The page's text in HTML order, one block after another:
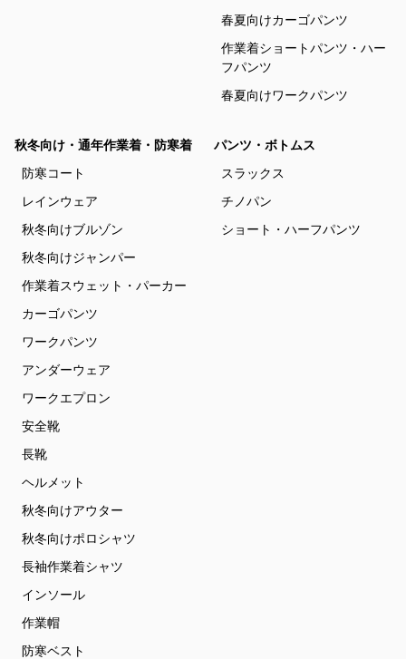
春夏向けカーゴパンツ
作業着ショートパンツ・ハー
フパンツ
春夏向けワークパンツ
秋冬向け・通年作業着・防寒着
防寒コート
レインウェア
秋冬向けブルゾン
秋冬向けジャンパー
作業着スウェット・パーカー
カーゴパンツ
ワークパンツ
アンダーウェア
ワークエプロン
安全靴
長靴
ヘルメット
秋冬向けアウター
秋冬向けポロシャツ
長袖作業着シャツ
インソール
作業帽
防寒ベスト
パンツ・ボトムス
スラックス
チノパン
ショート・ハーフパンツ